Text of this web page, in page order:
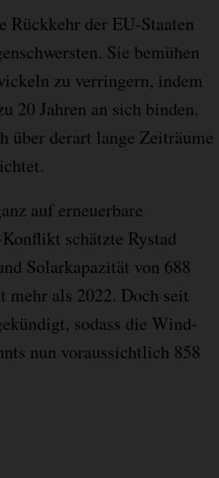
Rückkehr der EU-Staaten
Sie bemühen
zu verringern, indem
20 Jahren an sich binden.
über derart lange Zeiträume
auf erneuerbare
schätzte Rystad
Solarkapazität von 688
mehr als 2022. Doch seit
sodass die Wind-
nun voraussichtlich 858